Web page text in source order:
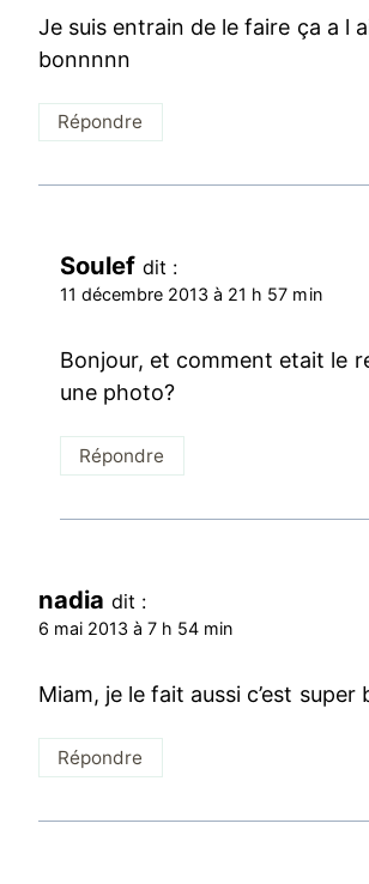
Je suis entrain de le faire ça a l
bonnnnn
Répondre
Soulef dit :
11 décembre 2013 à 21 h 57 min
Bonjour, et comment etait le
une photo?
Répondre
nadia dit :
6 mai 2013 à 7 h 54 min
Miam, je le fait aussi c’est super
Répondre